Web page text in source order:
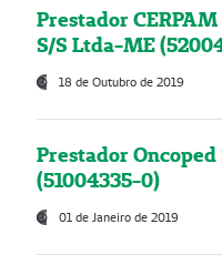
Prestador
S/S Ltda-ME
18 de Outubro de 2019
Prestador
(51004335-0)
01 de Janeiro de 2019